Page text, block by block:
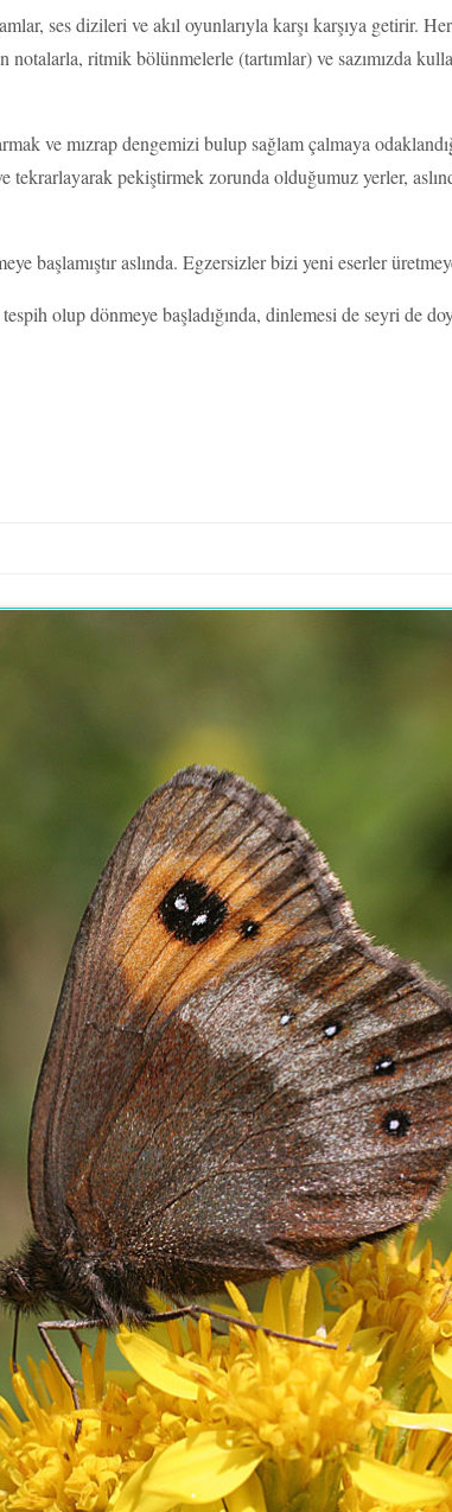
ses dizileri ve akıl oyunlarıyla karşı karşıya getirir.
notalarla, ritmik bölünmelerle (tartımlar) ve sazımızda
ve mızrap dengemizi bulup sağlam çalmaya
pekiştirmek zorunda olduğumuz yerler,
başlamıştır aslında. Egzersizler bizi yeni eserler
olup dönmeye başladığında, dinlemesi de seyri de